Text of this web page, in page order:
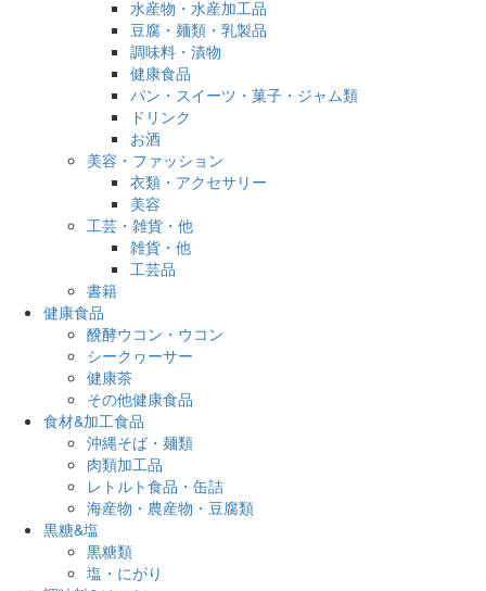
水産物・水産加工品
豆腐・麺類・乳製品
調味料・漬物
健康食品
パン・スイーツ・菓子・ジャム類
ドリンク
お酒
美容・ファッション
衣類・アクセサリー
美容
工芸・雑貨・他
雑貨・他
工芸品
書籍
健康食品
醗酵ウコン・ウコン
シークヮーサー
健康茶
その他健康食品
食材&加工食品
沖縄そば・麺類
肉類加工品
レトルト食品・缶詰
海産物・農産物・豆腐類
黒糖&塩
黒糖類
塩・にがり